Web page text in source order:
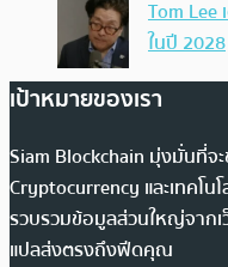
Tom Lee
ในปี 2028
เป้าหมายของเรา
Siam Blockchain มุ่งมั่นที่จ
Cryptocurrency และเทคโน
รวบรวมข้อมูลส่วนใหญ่จากเ
แปลส่งตรงถึงฟีดคุณ